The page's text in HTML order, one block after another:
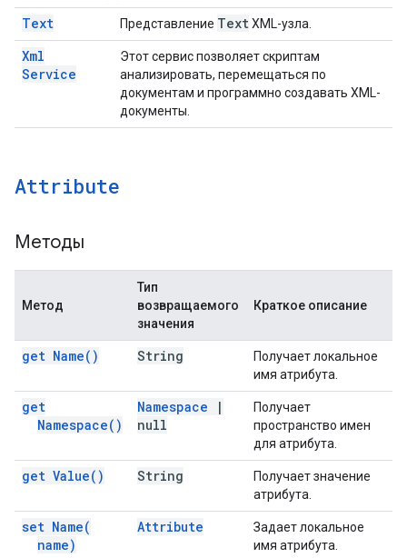
Text Представление TextXML-узла.
Xml
Service
Этот сервис позволяет скриптам
анализировать, перемещаться по
документам и программно создавать XML-
документы.
Attribute
Методы
Метод
Тип
возвращаемого
значения
Краткое описание
get Name( ) String
Получает локальное
имя атрибута.
get
Namespace( )
Namespace
|
null
Получает
пространство имен
для атрибута.
get Value( ) String
Получает значение
атрибута.
set Name(
name)
Attribute
Задает локальное
имя атрибута.